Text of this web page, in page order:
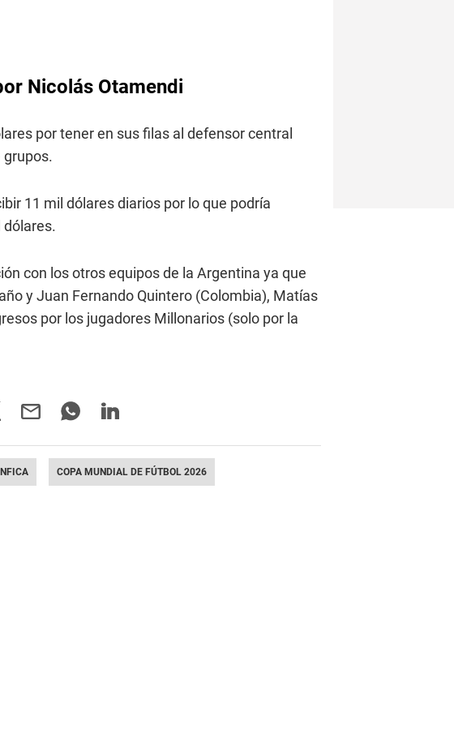
Nicolás Otamendi
por tener en sus filas al defensor central
grupos.
11 mil dólares diarios por lo que podría
dólares.
con los otros equipos de la Argentina ya que
y Juan Fernando Quintero (Colombia), Matías
por los jugadores Millonarios (solo por la
COPA MUNDIAL DE FÚTBOL 2026